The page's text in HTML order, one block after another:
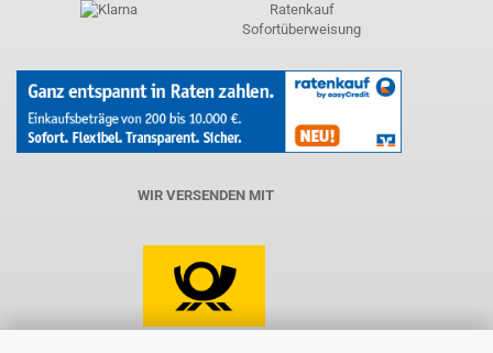
Ratenkauf
Sofortüberweisung
WIR VERSENDEN MIT